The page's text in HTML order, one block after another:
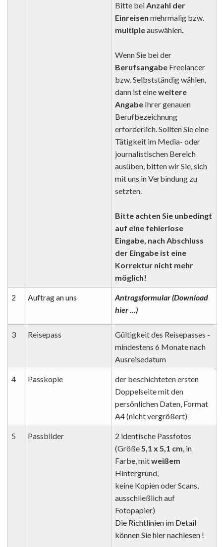
Bitte beiAnzahl der
Einreisen mehrmalig bzw.
multipleauswählen.
Wenn Sie bei der
Berufsangabe Freelancer
bzw. Selbstständig wählen,
dann ist eineweitere
Angabe Ihrer genauen
Berufbezeichnung
erforderlich. Sollten Sie eine
Tätigkeit im Media- oder
journalistischen Bereich
ausüben, bitten wir Sie, sich
mit uns in Verbindung zu
setzten.
Bitte achten Sie unbedingt
auf eine fehlerlose
Eingabe, nach Abschluss
der Eingabe ist eine
Korrektur nicht mehr
möglich!
2 Auftrag an uns
Antragsformular (Download
hier ...)
3 Reisepass
Gültigkeit des Reisepasses -
mindestens 6 Monate nach
Ausreisedatum
4 Passkopie
der beschichteten ersten
Doppelseite mit den
persönlichen Daten, Format
A4 (nicht vergrößert)
5 Passbilder
2 identische Passfotos
(Größe5,1 x 5,1 cm, in
Farbe, mitweißem
Hintergrund,
keine Kopien oder Scans,
ausschließlich auf
Fotopapier)
Die Richtlinien im Detail
können Sie hier nachlesen !